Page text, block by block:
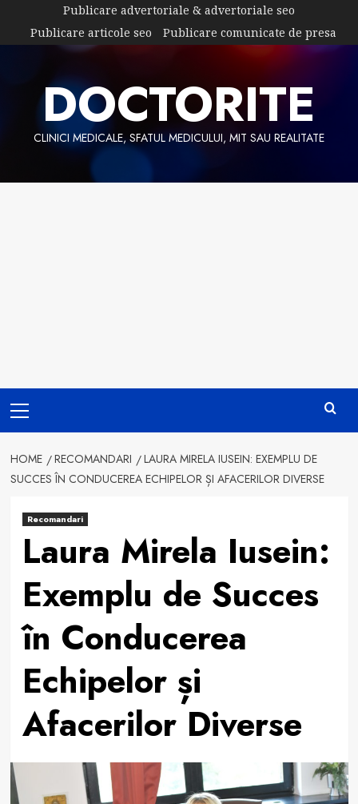
content
Publicare advertoriale & advertoriale seo
Publicare articole seo
Publicare comunicate de presa
DOCTORITE
CLINICI MEDICALE, SFATUL MEDICULUI, MIT SAU REALITATE
Menu
HOME RECOMANDARI
LAURA MIRELA IUSEIN: EXEMPLU DE
SUCCES ÎN CONDUCEREA ECHIPELOR ȘI AFACERILOR DIVERSE
Recomandari
Laura Mirela Iusein:
Exemplu de Succes
în Conducerea
Echipelor și
Afacerilor Diverse